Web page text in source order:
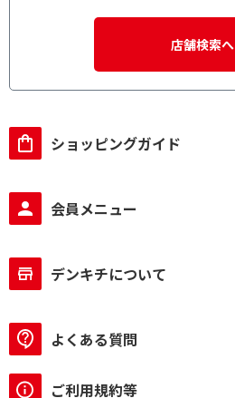
本体形状で絞り込む
ハイレゾ対応で絞り込む
ハイレゾ対応
店舗検索へ
ショッピングガイド
会員メニュー
デンキチについて
よくある質問
ご利用規約等